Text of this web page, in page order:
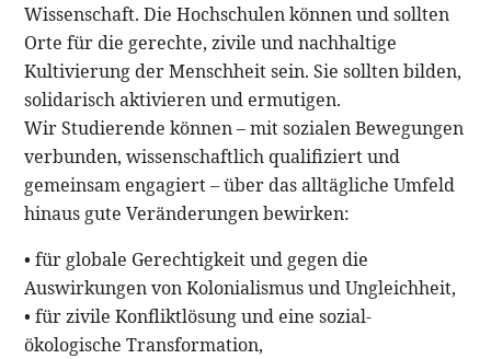
Wissenschaft. Die Hochschulen können und sollten
Orte für die gerechte, zivile und nachhaltige
Kultivierung der Menschheit sein. Sie sollten bilden,
solidarisch aktivieren und ermutigen.
Wir Studierende können – mit sozialen Bewegungen
verbunden, wissenschaftlich qualifiziert und
gemeinsam engagiert – über das alltägliche Umfeld
hinaus gute Veränderungen bewirken:
• für globale Gerechtigkeit und gegen die
Auswirkungen von Kolonialismus und Ungleichheit,
• für zivile Konfliktlösung und eine sozial-
ökologische Transformation,